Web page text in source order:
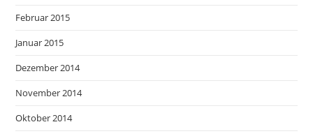
Februar 2015
Januar 2015
Dezember 2014
November 2014
Oktober 2014